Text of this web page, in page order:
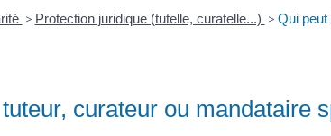
> Protection juridique (tutelle, curatelle...) > Qui peut
curateur ou mandataire